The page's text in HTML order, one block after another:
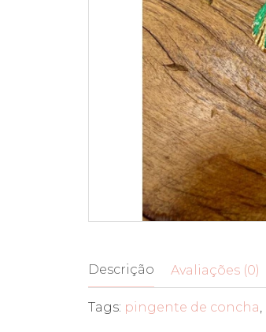
Descrição Avaliações (0)
Tags: pingente de concha,